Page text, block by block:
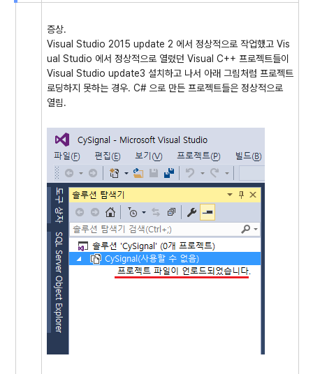
증상.
Visual Studio 2015 update 2 에서 정상적으로 작업했고 Vis
ual Studio 에서 정상적으로 열렸던 Visual C++ 프로젝트들이
Visual Studio update3 설치하고 나서 아래 그림처럼 프로젝트
로딩하지 못하는 경우. C# 으로 만든 프로젝트들은 정상적으로
열림.